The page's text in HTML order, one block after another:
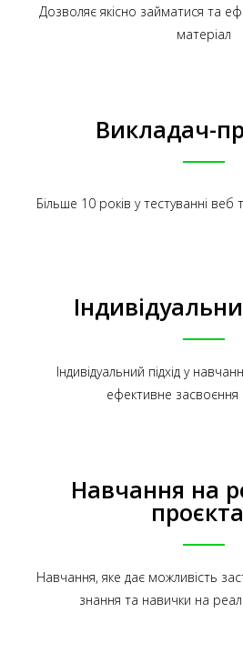
Дозволяє якісно займатися та
матеріал
Викладач-
Більше 10 років у тестуванні веб
Індивідуальний підхід у
ефективне засвоєння
Навчання на
Навчання, яке дає можливість
знання та навички на